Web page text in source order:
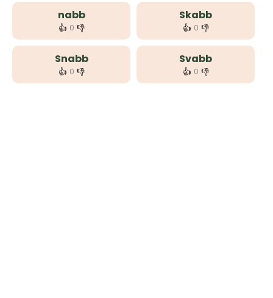
nabb
👍 0 👎
Skabb
👍 0 👎
Snabb
👍 0 👎
Svabb
👍 0 👎